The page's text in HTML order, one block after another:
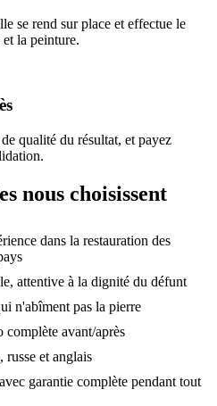
se rend sur place et effectue le
la peinture.
qualité du résultat, et payez
nous choisissent
dans la restauration des
attentive à la dignité du défunt
n'abîment pas la pierre
avant/après
russe et anglais
garantie complète pendant tout